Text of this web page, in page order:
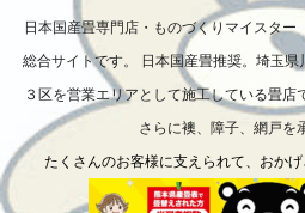
日本国産畳専門店・ものづくりマイスタ
総合サイトです。 日本国産畳推奨。埼玉
３区を営業エリアとして施工している畳
さらに襖、障子、網戸を
たくさんのお客様に支えられて、おか